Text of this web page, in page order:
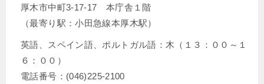
厚木市中町3-17-17 本庁舎１階
（最寄り駅：小田急線本厚木駅）
英語、スペイン語、ポルトガル語：木（１３：００～１
６：００）
電話番号：(046)225-2100